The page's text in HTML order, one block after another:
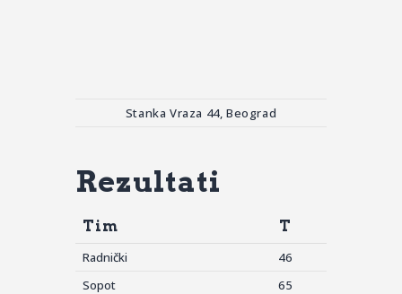
Stanka Vraza 44, Beograd
Rezultati
Tim T
Radnički
46
Sopot
65